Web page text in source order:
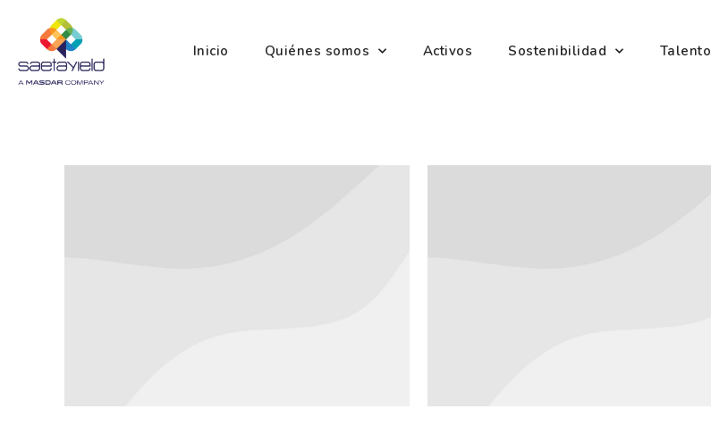
Inicio Quiénes somos Activos Sostenibilidad Talento